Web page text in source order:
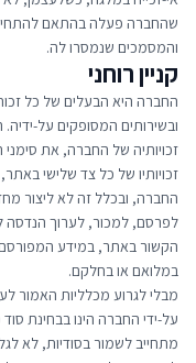
שהחברה פעלה בהתאם
והמסמכים שנמסרו לה.
קניין רוחני
החברה היא הבעלים של כל
ובשירותים המסופקים על-
זכויותיה של החברה, את
זכויותיו של כל צד שלישי
החברה, ובכלל זה לא ליצור
לפרסם, למכור, לערוך הנדסה
הקשור באתר, במידע
במלואם או בחלקם.
מבלי לגרוע מכלליות האמור
על-ידי החברה הינו בבחינת
מתחייב לשמור בסודיות, לא